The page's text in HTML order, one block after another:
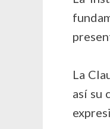
La
así su